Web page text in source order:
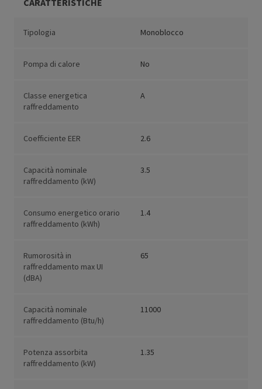
CARATTERISTICHE
Tipologia Monoblocco
Pompa di calore No
Classe energetica
raffreddamento
A
Coefficiente EER 2.6
Capacità nominale
raffreddamento (kW)
3.5
Consumo energetico orario
raffreddamento (kWh)
1.4
Rumorosità in
raffreddamento max UI
(dBA)
65
Capacità nominale
raffreddamento (Btu/h)
11000
Potenza assorbita
raffreddamento (kW)
1.35